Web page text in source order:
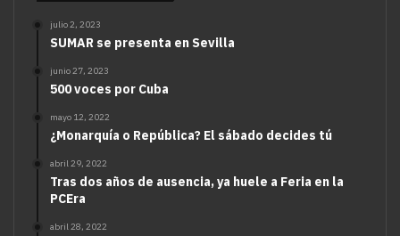
julio 2, 2023
SUMAR se presenta en Sevilla
junio 27, 2023
500 voces por Cuba
mayo 12, 2022
¿Monarquía o República? El sábado decides tú
abril 29, 2022
Tras dos años de ausencia, ya huele a Feria en la
PCEra
abril 28, 2022